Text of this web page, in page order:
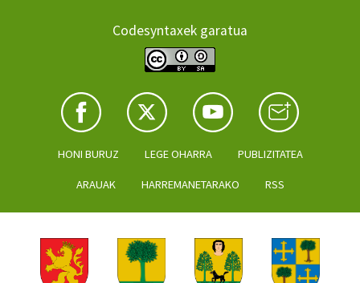
Codesyntaxek garatua
HONI BURUZ LEGE OHARRA PUBLIZITATEA
ARAUAK HARREMANETARAKO RSS